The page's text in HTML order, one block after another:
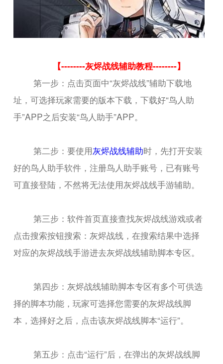
【--------灰烬战线辅助教程--------】
第一步：点击页面中“灰烬战线”辅助下载地
址，可选择玩家需要的版本下载，下载好“鸟人助
手”APP之后安装“鸟人助手”APP。
第二步：要使用灰烬战线辅助时，先打开安装
好的鸟人助手软件，注册鸟人助手账号，已有账号
可直接登陆，不然将无法使用灰烬战线手游辅助。
第三步：软件首页直接查找灰烬战线游戏或者
点击搜索按钮搜索：灰烬战线，在搜索结果中选择
对应的灰烬战线手游进去灰烬战线辅助脚本专区。
第四步：灰烬战线辅助脚本专区有多个可供选
择的脚本功能，玩家可选择您需要的灰烬战线脚
本，选择好之后，点击该灰烬战线脚本“运行”。
第五步：点击“运行”后，在弹出的灰烬战线脚